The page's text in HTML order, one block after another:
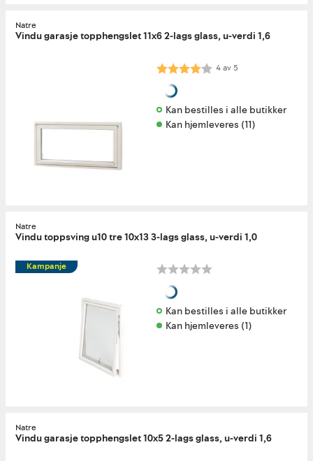
Natre
Vindu garasje topphengslet 11x6 2-lags glass, u-verdi 1,6
Karakter: 4.0 av 5 mulige
4av5
Kan bestilles i alle butikker
Kan hjemleveres (11)
Natre
Vindu toppsving u10 tre 10x13 3-lags glass, u-verdi 1,0
Kampanje
Kan bestilles i alle butikker
Kan hjemleveres (1)
Natre
Vindu garasje topphengslet 10x5 2-lags glass, u-verdi 1,6